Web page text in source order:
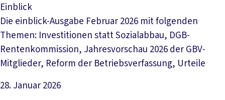
Einblick
Die einblick-Ausgabe Februar 2026 mit folgenden
Themen: Investitionen statt Sozialabbau, DGB-
Rentenkommission, Jahresvorschau 2026 der GBV-
Mitglieder, Reform der Betriebsverfassung, Urteile
28. Januar 2026